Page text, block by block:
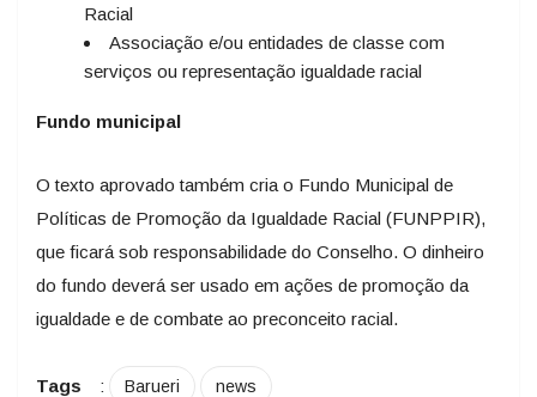
Racial
Associação e/ou entidades de classe com
serviços ou representação igualdade racial
Fundo municipal
O texto aprovado também cria o Fundo Municipal de
Políticas de Promoção da Igualdade Racial (FUNPPIR),
que ficará sob responsabilidade do Conselho. O dinheiro
do fundo deverá ser usado em ações de promoção da
igualdade e de combate ao preconceito racial.
Tags : Barueri news